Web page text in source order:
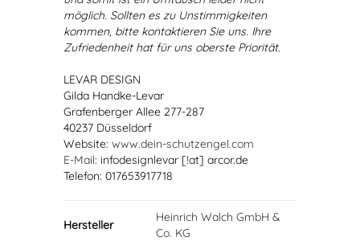
möglich. Sollten es zu Unstimmigkeiten
kommen, bitte kontaktieren Sie uns. Ihre
Zufriedenheit hat für uns oberste Priorität.
LEVAR DESIGN
Gilda Handke-Levar
Grafenberger Allee 277-287
40237 Düsseldorf
Website: www.dein-schutzengel.com
E-Mail: infodesignlevar [!at] arcor.de
Telefon: 017653917718
Hersteller
Heinrich Walch GmbH &
Co. KG